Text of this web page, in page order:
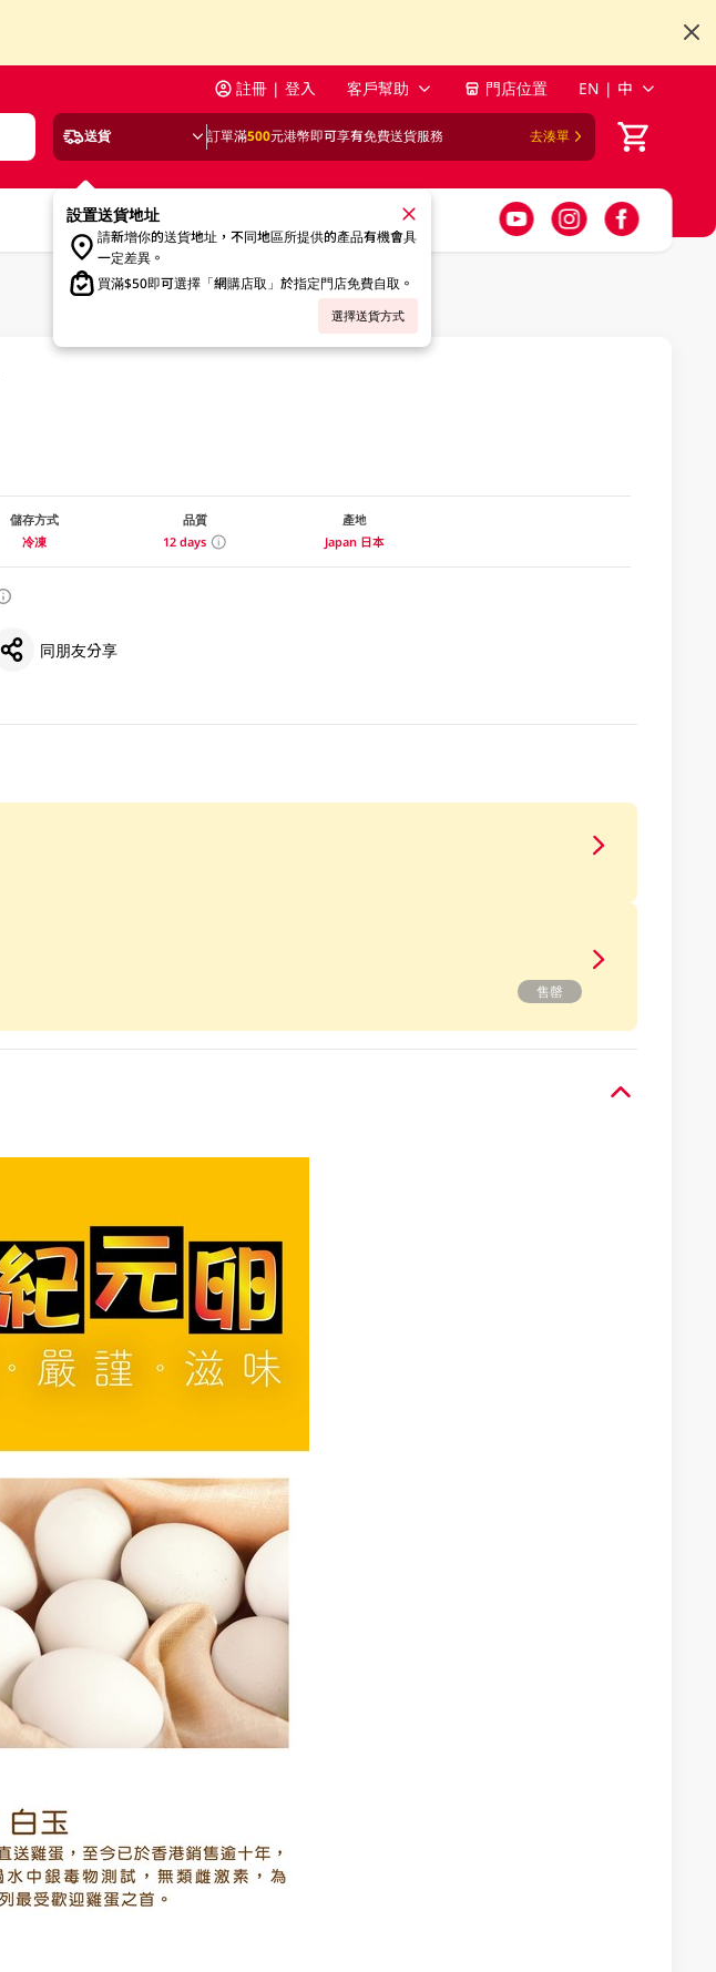
註冊 | 登入 客戶幫助 門店位置 EN | 中
送貨 訂單滿500元港幣即可享有免費送貨服務 去湊單
設置送貨地址
請新增你的送貨地址，不同地區所提供的產品有機會具
一定差異。
買滿$50即可選擇「網購店取」於指定門店免費自取。
選擇送貨方式
儲存方式
冷凍
品質
12 days
產地
Japan 日本
同朋友分享
售罄